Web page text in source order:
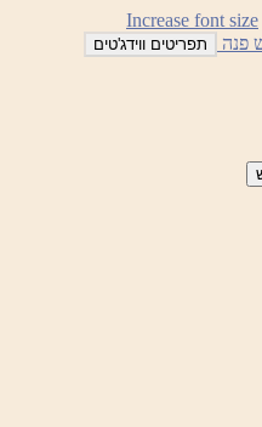
Increase font size
תפריטים ווידג'טים